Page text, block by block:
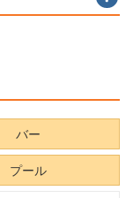
バー
プール